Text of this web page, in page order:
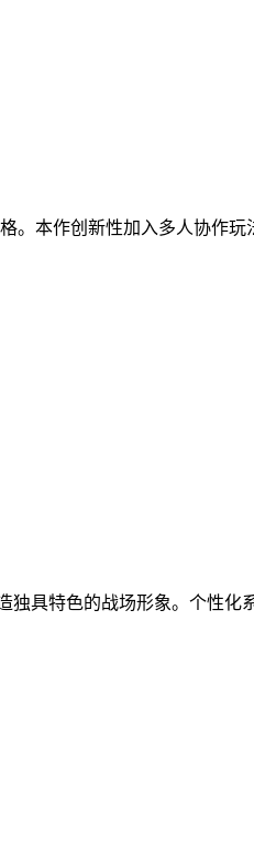
。本作创新性加入多人协作
具特色的战场形象。个性化